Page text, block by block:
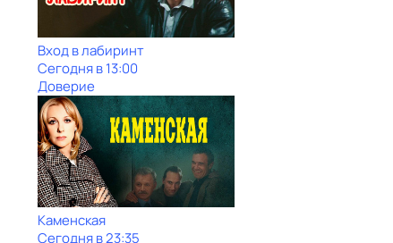
Вход в лабиринт
Сегодня в 13:00
Доверие
Каменская
Сегодня в 23:35